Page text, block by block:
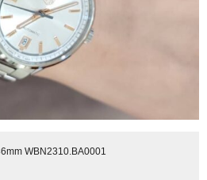
WBN2310.BA0001